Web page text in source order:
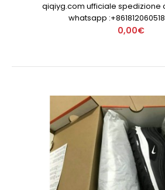
qiqiyg.com ufficiale spedizione
whatsapp
0,00€